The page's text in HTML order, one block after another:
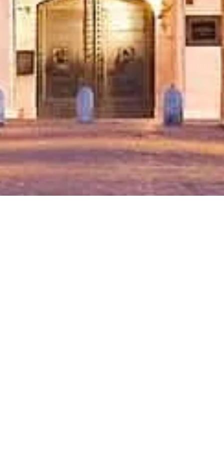
Lịch mở cửa
Nên xem gì
Pháp lý
Thông tin pháp lý
Giới thiệu
Chính sách quyền riêng tư
Chính sách cookie
Sơ đồ trang
Được tạo nên với ❤️ cho những người yêu du lịch và lịch sử trên
khắp thế giới, bởi một người giống như họ.
Trợ lý cá nhân cho Castel Sant'Angelo. Hãy hỏi tôi mọi điều về vé,
giờ mở cửa và nhiều hơn nữa!